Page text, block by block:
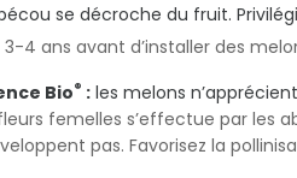
se décroche du fruit.
4 ans avant d’installer des
Bio® : les melons
femelles s’effectue par les
pas. Favorisez la